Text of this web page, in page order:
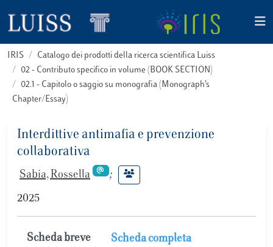
IRIS
Catalogo dei prodotti della ricerca scientifica Luiss
02 - Contributo specifico in volume (BOOK SECTION)
02.1 - Capitolo o saggio su monografia (Monograph’s
Chapter/Essay)
Interdittive antimafia e prevenzione
collaborativa
Sabia, Rossella ;
2025
Scheda breve Scheda completa